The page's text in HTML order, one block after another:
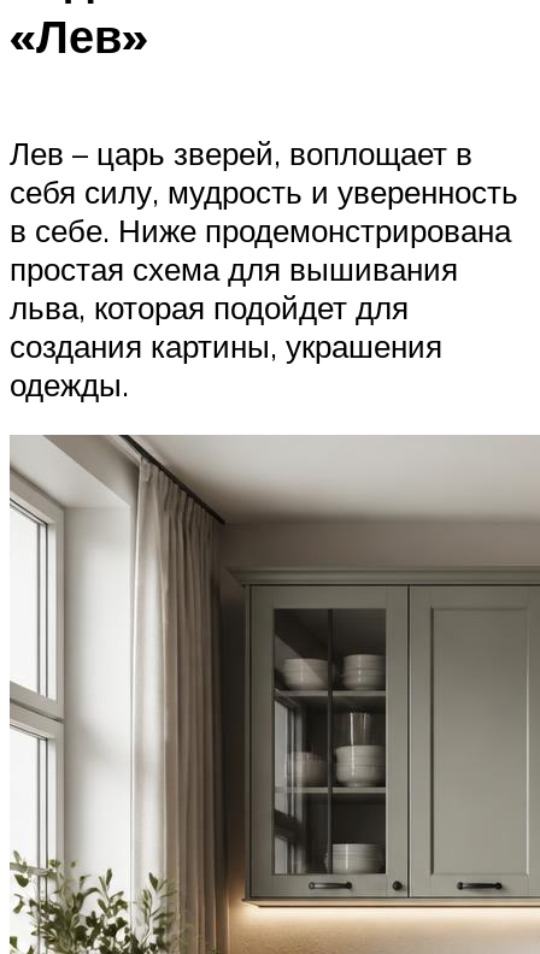
«Лев»
Лев – царь зверей, воплощает в
себя силу, мудрость и уверенность
в себе. Ниже продемонстрирована
простая схема для вышивания
льва, которая подойдет для
создания картины, украшения
одежды.